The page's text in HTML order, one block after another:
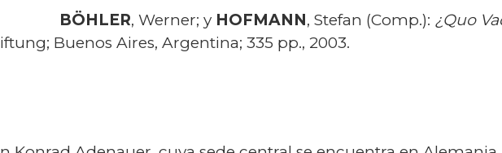
BÖHLER, Werner; y HOFMANN, Stefan (Comp.): ¿Quo
Buenos Aires, Argentina; 335 pp., 2003.